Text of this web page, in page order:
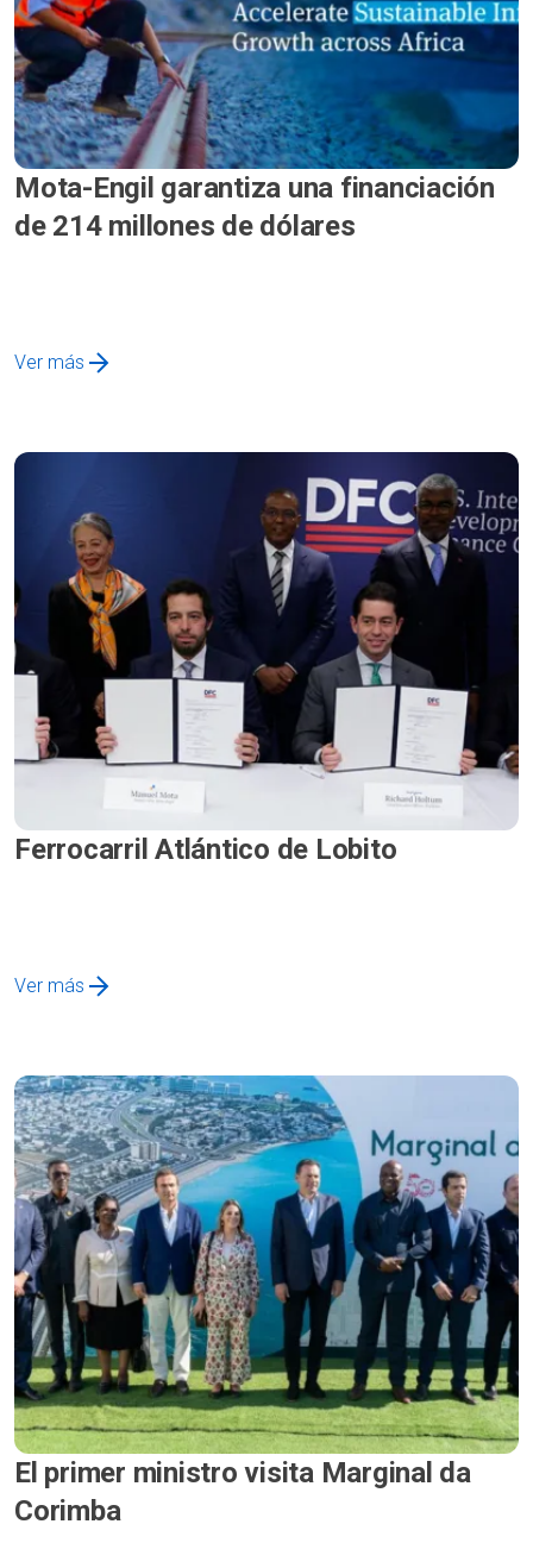
Mota-Engil garantiza una financiación
de 214 millones de dólares
Ver más
Ferrocarril Atlántico de Lobito
Ver más
El primer ministro visita Marginal da
Corimba